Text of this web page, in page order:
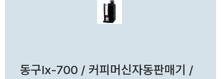
동구lx-700 / 커피머신자동판매기 /